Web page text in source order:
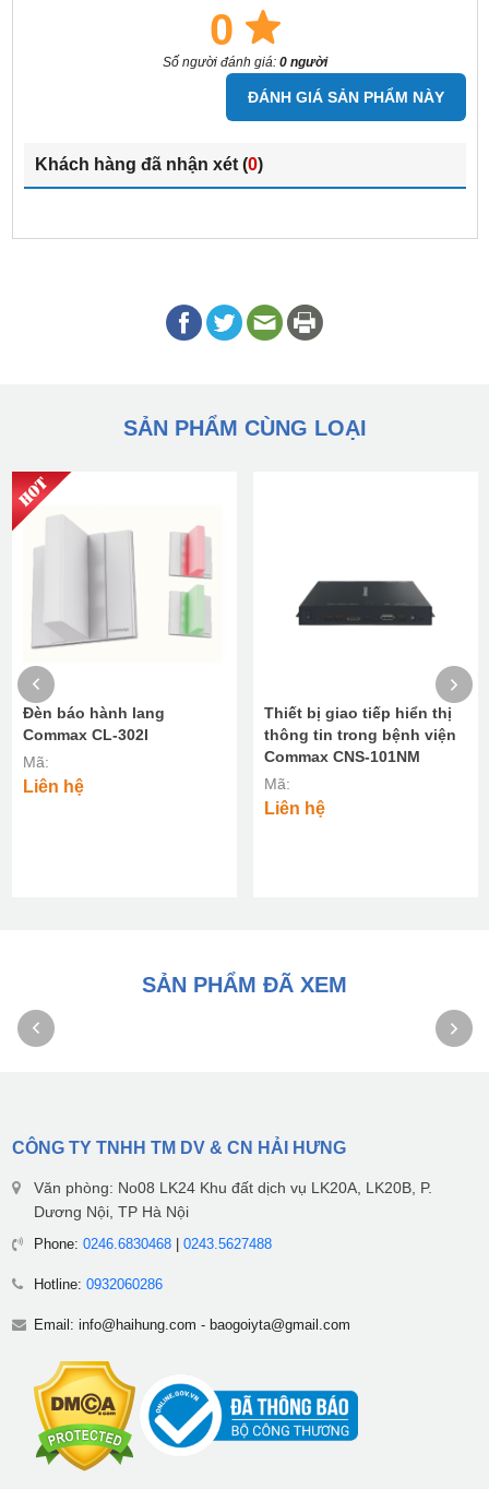
0
Số người đánh giá: 0 người
ĐÁNH GIÁ SẢN PHẨM NÀY
Khách hàng đã nhận xét (0)
SẢN PHẨM CÙNG LOẠI
Đèn báo hành lang
Commax CL-302I
Mã:
Liên hệ
Thiết bị giao tiếp hiển thị
thông tin trong bệnh viện
Commax CNS-101NM
Mã:
Liên hệ
SẢN PHẨM ĐÃ XEM
CÔNG TY TNHH TM DV & CN HẢI HƯNG
Văn phòng: No08 LK24 Khu đất dịch vụ LK20A, LK20B, P.
Dương Nội, TP Hà Nội
Phone: 0246.6830468| 0243.5627488
Hotline: 0932060286
Email: info@haihung.com - baogoiyta@gmail.com